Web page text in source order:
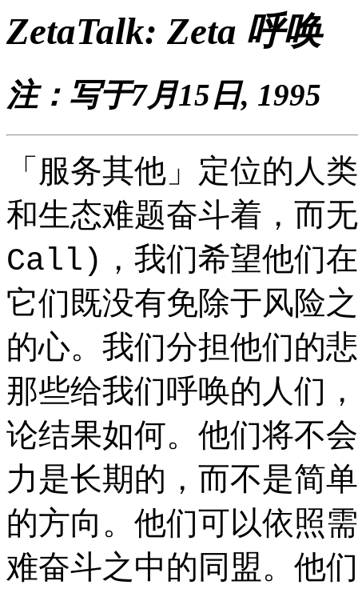
ZetaTalk: Zeta 呼唤
注：写于7月15日, 1995
「服务其他」定位的人
和生态难题奋斗着，而
Call) ，我们希望他们
它们既没有免除于风险
的心。我们分担他们的
那些给我们呼唤的人们
论结果如何。他们将不
力是长期的，而不是简
的方向。他们可以依照
难奋斗之中的同盟。他